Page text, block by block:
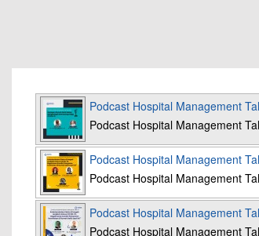
Podcast Hospital Management
Podcast Hospital Management
Podcast Hospital Management
Podcast Hospital Management
Podcast Hospital Management
Podcast Hospital Management